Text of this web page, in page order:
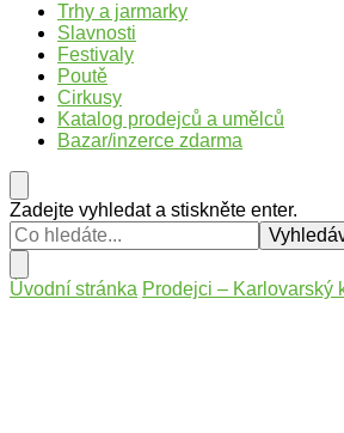
Trhy v Česku
Trhy, jarmarky, slavnosti a poutě v
Trhy a jarmarky
Slavnosti
Festivaly
Poutě
Cirkusy
Katalog prodejců a umělců
Bazar/inzerce zdarma
Hledáte
něco
?
Zadejte vyhledat a stiskněte enter.
Úvodní stránka Prodejci – Karlovarský